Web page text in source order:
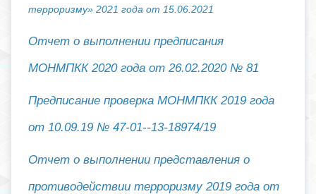
терроризму» 2021 года от 15.06.2021
Отчет о выполнении предписания
МОНМПКК2020 года от 26.02.2020 № 81
Предписание проверка МОНМПКК 2019 года
от 10.09.19 № 47-01--13-18974/19
Отчет о выполнении представления о
противодействии терроризму 2019 года от